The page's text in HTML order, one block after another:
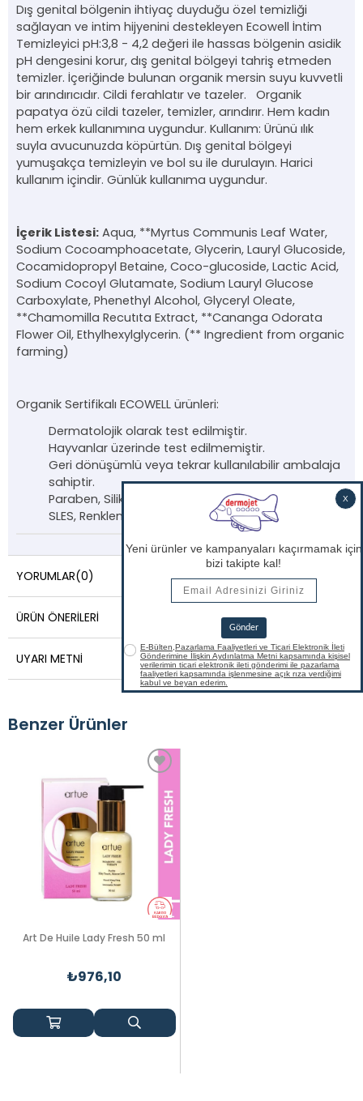
Dış genital bölgenin ihtiyaç duyduğu özel temizliği
sağlayan ve intim hijyenini destekleyen Ecowell İntim
Temizleyici pH:3,8 - 4,2 değeri ile hassas bölgenin asidik
pH dengesini korur, dış genital bölgeyi tahriş etmeden
temizler. İçeriğinde bulunan organik mersin suyu kuvvetli
bir arındırıcıdır. Cildi ferahlatır ve tazeler. Organik
papatya özü cildi tazeler, temizler, arındırır. Hem kadın
hem erkek kullanımına uygundur. Kullanım: Ürünü ılık
suyla avucunuzda köpürtün. Dış genital bölgeyi
yumuşakça temizleyin ve bol su ile durulayın. Harici
kullanım içindir. Günlük kullanıma uygundur.
İçerik Listesi: Aqua, **Myrtus Communis Leaf Water,
Sodium Cocoamphoacetate, Glycerin, Lauryl Glucoside,
Cocamidopropyl Betaine, Coco-glucoside, Lactic Acid,
Sodium Cocoyl Glutamate, Sodium Lauryl Glucose
Carboxylate, Phenethyl Alcohol, Glyceryl Oleate,
**Chamomilla Recutıta Extract, **Cananga Odorata
Flower Oil, Ethylhexylglycerin. (** Ingredient from organic
farming)
Organik Sertifikalı ECOWELL ürünleri:
Dermatolojik olarak test edilmiştir.
Hayvanlar üzerinde test edilmemiştir.
Geri dönüşümlü veya tekrar kullanılabilir ambalaja
sahiptir.
Paraben, Silikon, Zararlı Sentetik Kimyasallar, SLS ve
SLES, Renklendirici, Likit ParafinİÇERMEZ.
YORUMLAR(0)
ÜRÜN ÖNERILERI
UYARI METNI
Benzer Ürünler
Art De Huile Lady Fresh 50 ml
₺976,10